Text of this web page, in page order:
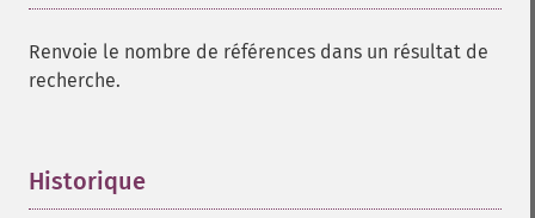
Renvoie le nombre de références dans un résultat de
recherche.
Historique